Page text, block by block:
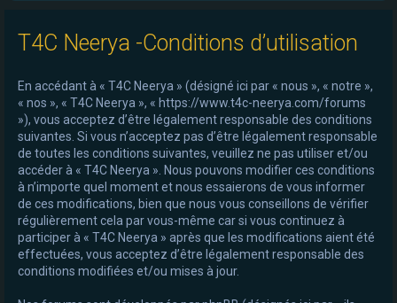
r
T4C Neerya -Conditions d’utilisation
En accédant à « T4C Neerya » (désigné ici par « nous », « notre »,
« nos », « T4C Neerya », « https://www.t4c-neerya.com/forums
»), vous acceptez d’être légalement responsable des conditions
suivantes. Si vous n’acceptez pas d’être légalement responsable
de toutes les conditions suivantes, veuillez ne pas utiliser et/ou
accéder à « T4C Neerya ». Nous pouvons modifier ces conditions
à n’importe quel moment et nous essaierons de vous informer
de ces modifications, bien que nous vous conseillons de vérifier
régulièrement cela par vous-même car si vous continuez à
participer à « T4C Neerya » après que les modifications aient été
effectuées, vous acceptez d’être légalement responsable des
conditions modifiées et/ou mises à jour.